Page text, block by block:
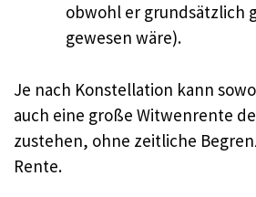
obwohl er grundsätzlich
gewesen wäre).
Je nach Konstellation kann
auch eine große Witwenrente
zustehen, ohne zeitliche
Rente.